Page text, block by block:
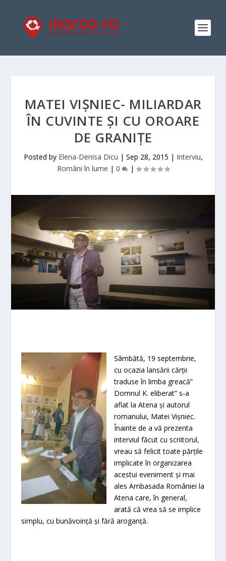
MATEI VIȘNIEC- MILIARDAR
ÎN CUVINTE ȘI CU OROARE
DE GRANIȚE
Posted by Elena-Denisa Dicu | Sep 28, 2015 | Interviu,
Români în lume | 0 |
Sâmbătă, 19 septembrie,
cu ocazia lansării cărții
traduse în limba greacă”
Domnul K. eliberat” s-a
aflat la Atena și autorul
romanului, Matei Vișniec.
Înainte de a vă prezenta
interviul făcut cu scriitorul,
vreau să felicit toate părțile
implicate în organizarea
acestui eveniment și mai
ales Ambasada României la
Atena care, în general,
arată că vrea să se implice
simplu, cu bunăvoință și fără aroganță.